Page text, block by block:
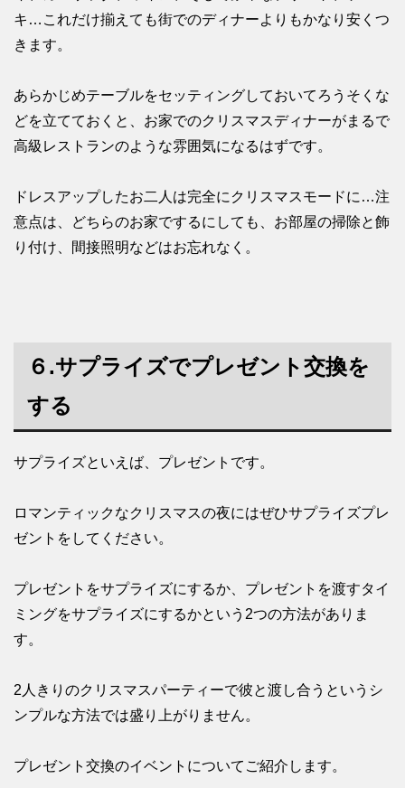
キ…これだけ揃えても街でのディナーよりもかなり安くつ
きます。
あらかじめテーブルをセッティングしておいてろうそくな
どを立てておくと、お家でのクリスマスディナーがまるで
高級レストランのような雰囲気になるはずです。
ドレスアップしたお二人は完全にクリスマスモードに…注
意点は、どちらのお家でするにしても、お部屋の掃除と飾
り付け、間接照明などはお忘れなく。
６.サプライズでプレゼント交換を
する
サプライズといえば、プレゼントです。
ロマンティックなクリスマスの夜にはぜひサプライズプレ
ゼントをしてください。
プレゼントをサプライズにするか、プレゼントを渡すタイ
ミングをサプライズにするかという2つの方法がありま
す。
2人きりのクリスマスパーティーで彼と渡し合うというシ
ンプルな方法では盛り上がりません。
プレゼント交換のイベントについてご紹介します。